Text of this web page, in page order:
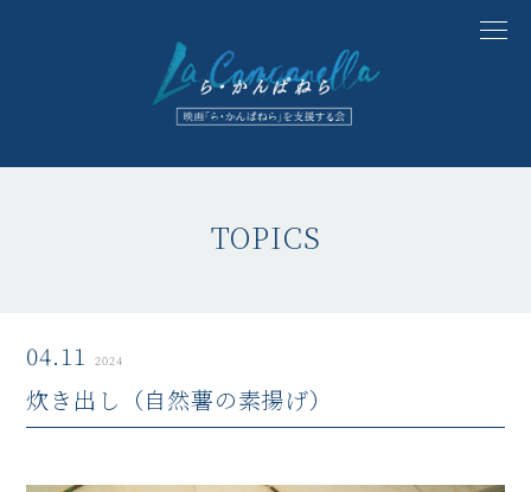
TOPICS
04.11 2024
炊き出し（自然薯の素揚げ）